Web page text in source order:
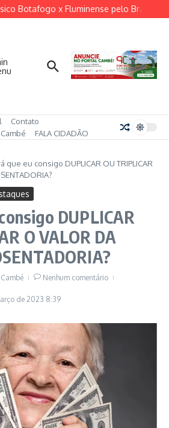
Botafogo x Fluminense pelo
Contato
FALA CIDADÃO
que eu consigo DUPLICAR OU TRIPLICAR
DUPLICAR
O VALOR DA
Nenhum comentário
de 2023 8:39